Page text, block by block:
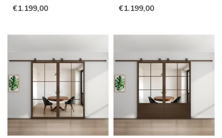
€1.199,00
schuifdeuren ...
€1.199,00